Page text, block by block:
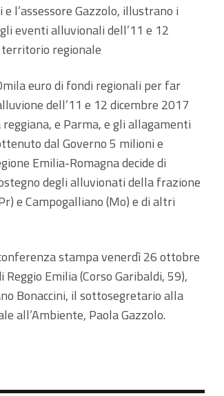
l’assessore Gazzolo, illustrano i
eventi alluvionali dell’11 e 12
regionale
euro di fondi regionali per far
dell’11 e 12 dicembre 2017
e Parma, e gli allagamenti
dal Governo 5 milioni e
Emilia-Romagna decide di
degli alluvionati della frazione
e Campogalliano (Mo) e di altri
stampa venerdì 26 ottobre
Emilia (Corso Garibaldi, 59),
Bonaccini, il sottosegretario alla
all’Ambiente, Paola Gazzolo.